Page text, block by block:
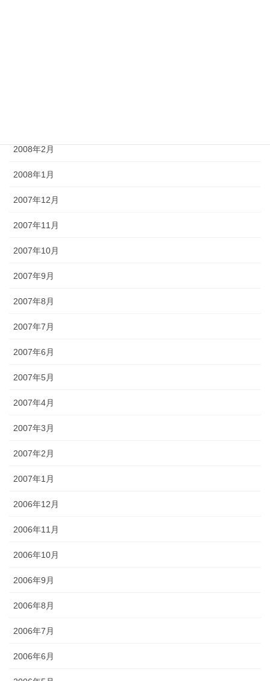
2008年2月
2008年1月
2007年12月
2007年11月
2007年10月
2007年9月
2007年8月
2007年7月
2007年6月
2007年5月
2007年4月
2007年3月
2007年2月
2007年1月
2006年12月
2006年11月
2006年10月
2006年9月
2006年8月
2006年7月
2006年6月